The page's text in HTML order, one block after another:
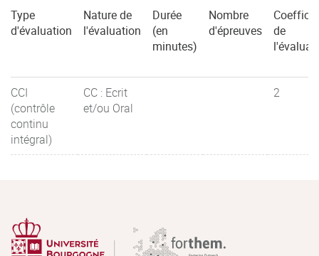
Type
d'évaluation
Nature de
l'évaluation
Durée
(en
minutes)
Nombre
d'épreuves
de
CCI
(contrôle
continu
intégral)
CC : Ecrit
et/ou Oral
2